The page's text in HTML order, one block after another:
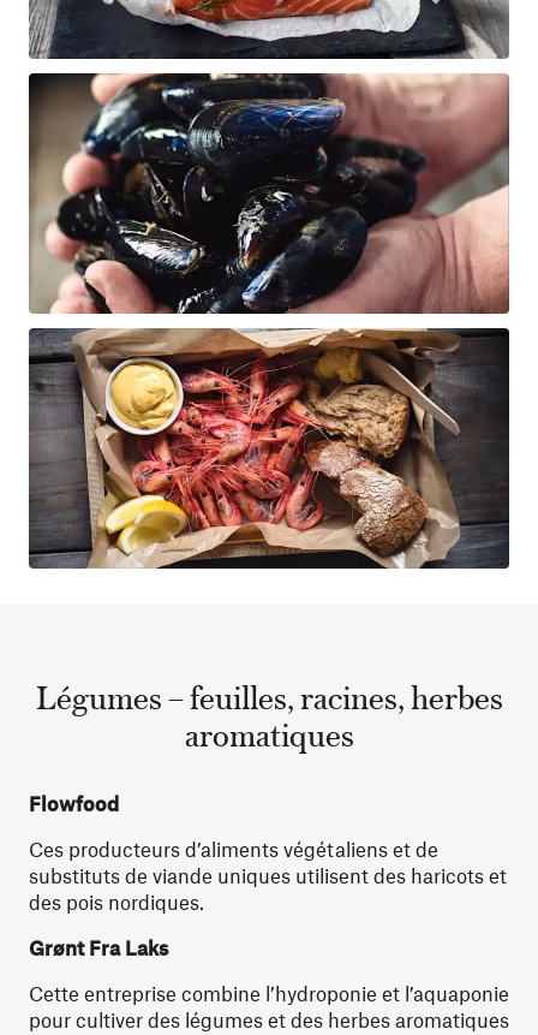
Légumes – feuilles, racines, herbes
aromatiques
Flowfood
Ces producteurs d’aliments végétaliens et de
substituts de viande uniques utilisent des haricots et
des pois nordiques.
Grønt Fra Laks
Cette entreprise combine l’hydroponie et l’aquaponie
pour cultiver des légumes et des herbes aromatiques